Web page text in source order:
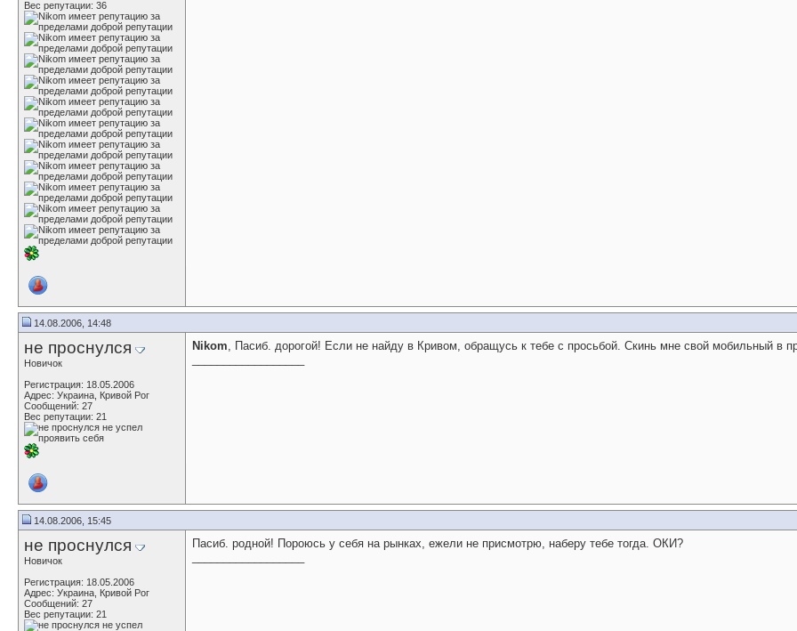
Вес репутации: 36
14.08.2006, 14:48
не проснулся
Новичок
Регистрация: 18.05.2006
Адрес: Украина, Кривой Рог
Сообщений: 27
Вес репутации: 21
Nikom, Пасиб. дорогой! Если не найду в Кривом, обращусь к тебе с просьбой. Скинь мне свой мобильный в
14.08.2006, 15:45
не проснулся
Новичок
Регистрация: 18.05.2006
Адрес: Украина, Кривой Рог
Сообщений: 27
Вес репутации: 21
Пасиб. родной! Пороюсь у себя на рынках, ежели не присмотрю, наберу тебе тогда. ОКИ?